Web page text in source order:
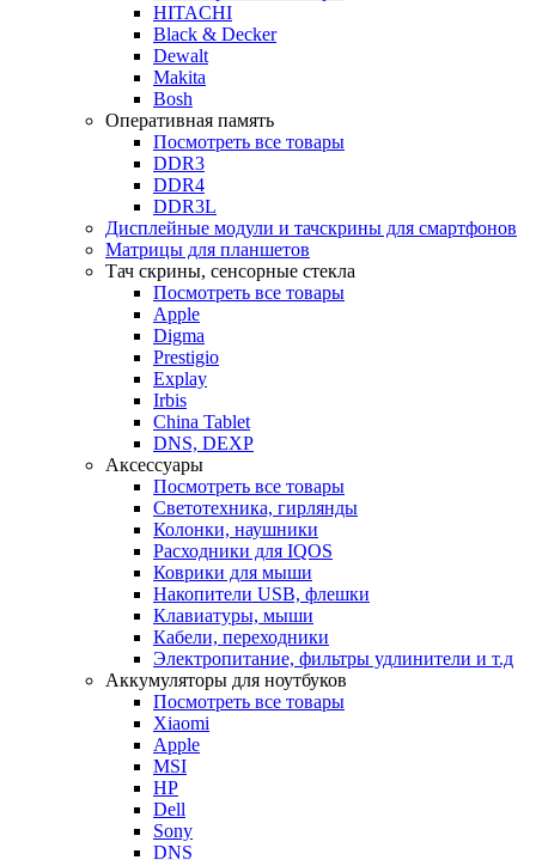
HITACHI
Black & Decker
Dewalt
Makita
Bosh
Оперативная память
Посмотреть все товары
DDR3
DDR4
DDR3L
Дисплейные модули и тачскрины для смартфонов
Матрицы для планшетов
Тач скрины, сенсорные стекла
Посмотреть все товары
Apple
Digma
Prestigio
Explay
Irbis
China Tablet
DNS, DEXP
Аксессуары
Посмотреть все товары
Светотехника, гирлянды
Колонки, наушники
Расходники для IQOS
Коврики для мыши
Накопители USB, флешки
Клавиатуры, мыши
Кабели, переходники
Электропитание, фильтры удлинители и т.д
Аккумуляторы для ноутбуков
Посмотреть все товары
Xiaomi
Apple
MSI
HP
Dell
Sony
DNS